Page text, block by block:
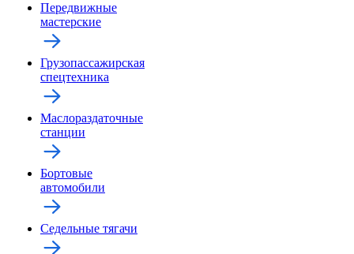
Передвижные
мастерские
Грузопассажирская
спецтехника
Маслораздаточные
станции
Бортовые
автомобили
Седельные тягачи